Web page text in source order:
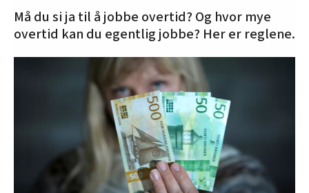
Må du si ja til å jobbe overtid? Og hvor mye
overtid kan du egentlig jobbe? Her er reglene.